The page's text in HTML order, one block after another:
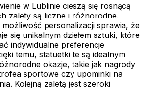
w Lublinie cieszą się rosnącą
zalety są liczne i różnorodne.
personalizacji sprawia, że
się unikalnym dziełem sztuki, które
indywidualne preferencje
temu, statuetki te są idealnym
okazje, takie jak nagrody
sportowe czy upominki na
Kolejną zaletą jest szeroki